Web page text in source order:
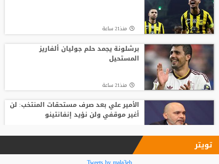
الأمير علي بعد صرف مستحقات المنتخب: لن
أغير موقفي ولن نؤيد إنفانتينو
منذ21 ساعة
برشلونة يجمد حلم جوليان ألفاريز
المستحيل
منذ21 ساعة
الأمير علي بعد صرف مستحقات المنتخب: لن
أغير موقفي ولن نؤيد إنفانتينو
فينيسيوس جونيور يمدد عقده مع ريال
تويتر